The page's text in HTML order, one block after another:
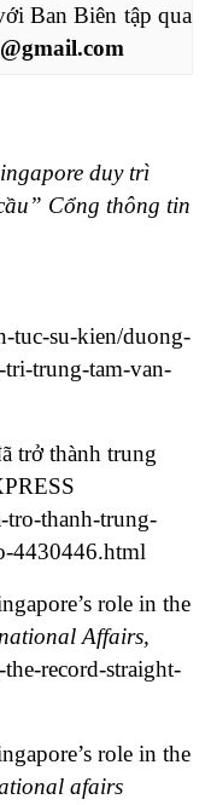
Ban Biên tập qua
duy trì
Cổng thông tin
su-kien/duong-
trung-tam-van-
trở thành trung
tro-thanh-trung-
4430446.html
role in the
Affairs,
record-straight-
role in the
afairs